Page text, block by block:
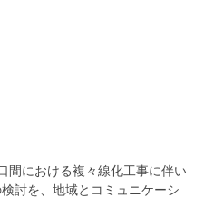
間における複々線化工事に伴い
討を、地域とコミュニケーシ